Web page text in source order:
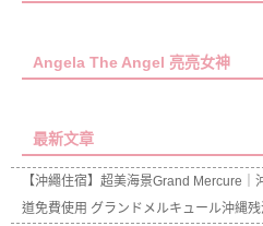
Angela The Angel 亮亮女神
最新文章
【沖繩住宿】超美海景Grand Mercure
道免費使用 グランドメルキュール沖縄